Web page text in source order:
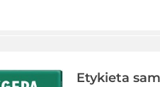
Etykieta